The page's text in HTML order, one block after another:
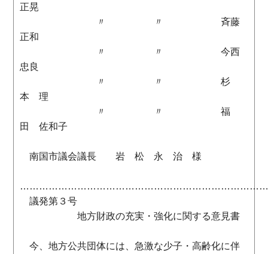
正晃
〃 〃 斉藤
正和
〃 〃 今西
忠良
〃 〃 杉
本 理
〃 〃 福
田 佐和子
南国市議会議長 岩 松 永 治 様
議発第３号
地方財政の充実・強化に関する意見書
今、地方公共団体には、急激な少子・高齢化に伴